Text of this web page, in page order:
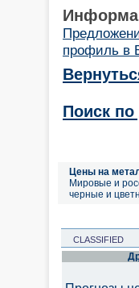
профиль в
Поиск
Цены на
Мировые и
черные и
CLASSIFIED